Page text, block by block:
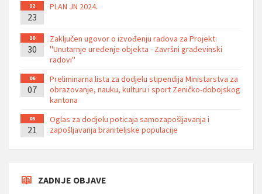
12
23
PLAN JN 2024.
10
30
Zaključen ugovor o izvođenju radova za Projekt:
''Unutarnje uređenje objekta - Završni građevinski
radovi''
06
07
Preliminarna lista za dodjelu stipendija Ministarstva za
obrazovanje, nauku, kulturu i sport Zeničko-dobojskog
kantona
05
21
Oglas za dodjelu poticaja samozapošljavanja i
zapošljavanja braniteljske populacije
ZADNJE OBJAVE